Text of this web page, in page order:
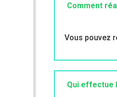
Comment
Vous pouvez
Qui effectue